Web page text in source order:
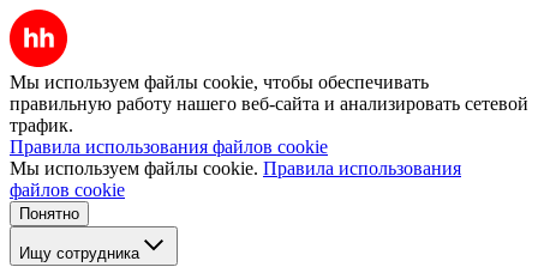
Мы используем файлы cookie, чтобы обеспечивать
правильную работу нашего веб-сайта и анализировать сетевой
трафик.
Правила использования файлов cookie
Мы используем файлы cookie. Правила использования
файлов cookie
Понятно
Ищу сотрудника